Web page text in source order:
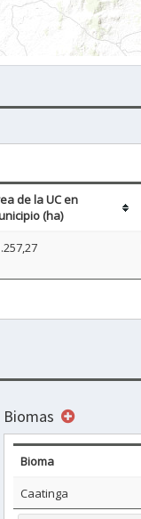
de la UC en
(ha)
Biomas
Bioma
Caatinga